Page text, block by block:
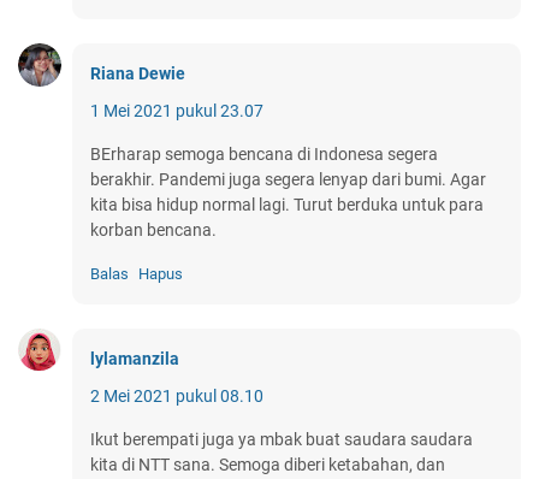
Riana Dewie
1 Mei 2021 pukul 23.07
BErharap semoga bencana di Indonesa segera
berakhir. Pandemi juga segera lenyap dari bumi. Agar
kita bisa hidup normal lagi. Turut berduka untuk para
korban bencana.
Balas Hapus
lylamanzila
2 Mei 2021 pukul 08.10
Ikut berempati juga ya mbak buat saudara saudara
kita di NTT sana. Semoga diberi ketabahan, dan